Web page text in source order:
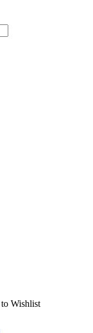
Wishlist